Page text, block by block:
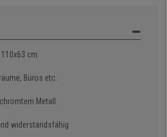
cm
Büros etc.
Metall
widerstandsfähig